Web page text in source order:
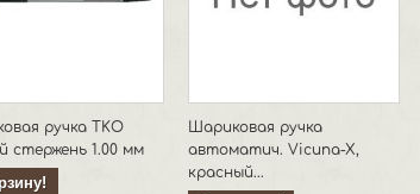
ручка TKO
стержень 1.00 мм
Шариковая ручка
автоматич. Vicuna-X,
красный...